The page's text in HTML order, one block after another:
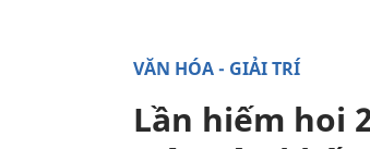
VĂN HÓA - GIẢI TRÍ
Lần hiếm hoi